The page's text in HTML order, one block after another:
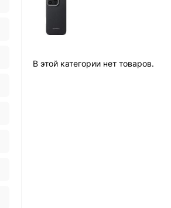
В этой категории нет товаров.